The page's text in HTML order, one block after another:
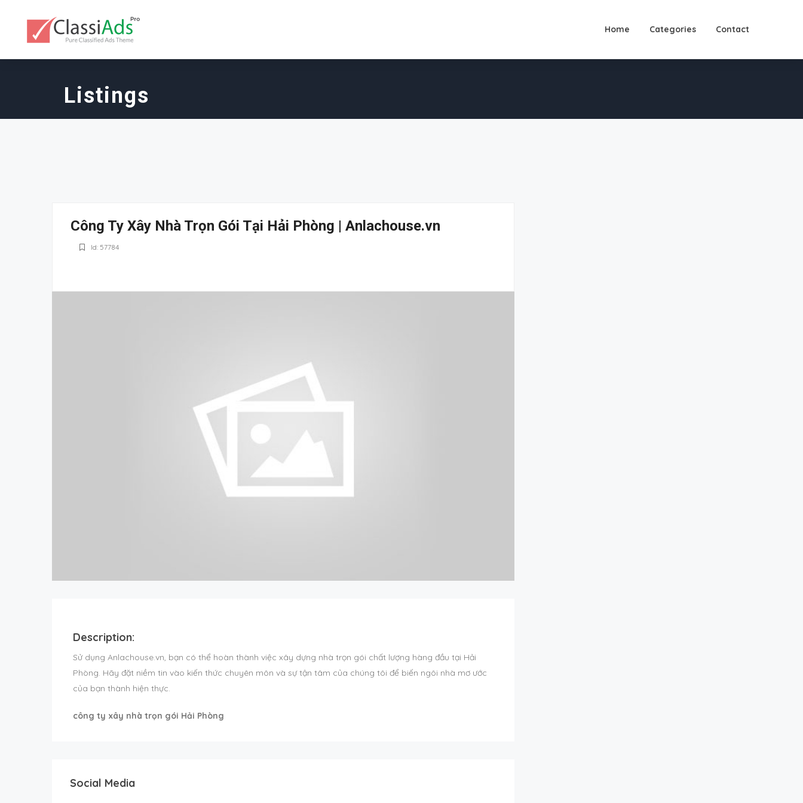
Home Categories Contact
Listings
Công Ty Xây Nhà Trọn Gói Tại Hải Phòng | Anlachouse.vn
Id: 57784
Description:
Sử dụng Anlachouse.vn, bạn có thể hoàn thành việc xây dựng nhà trọn gói chất lượng hàng đầu tại Hải
Phòng. Hãy đặt niềm tin vào kiến thức chuyên môn và sự tận tâm của chúng tôi để biến ngôi nhà mơ ước
của bạn thành hiện thực.
công ty xây nhà trọn gói Hải Phòng
Social Media